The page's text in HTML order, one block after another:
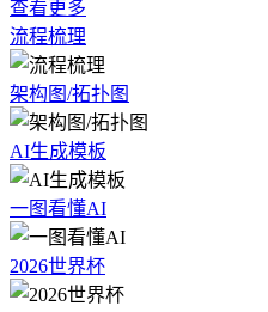
查看更多
流程梳理
架构图/拓扑图
AI生成模板
一图看懂AI
2026世界杯